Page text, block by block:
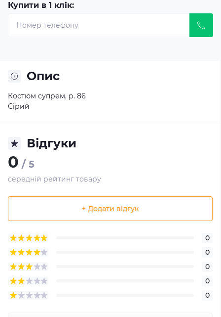
Купити в 1 клік:
Опис
Костюм супрем, р. 86
Сірий
Відгуки
0 / 5
середній рейтинг товару
+ Додати відгук
0
0
0
0
0